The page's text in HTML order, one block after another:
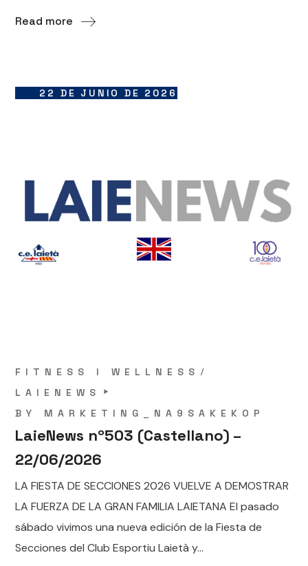
Read more
22 DE JUNIO DE 2026
FITNESS I WELLNESS
LAIENEWS
BY MARKETING_NA9SAKEKOP
LaieNews nº503 (Castellano) –
22/06/2026
LA FIESTA DE SECCIONES 2026 VUELVE A DEMOSTRAR
LA FUERZA DE LA GRAN FAMILIA LAIETANA El pasado
sábado vivimos una nueva edición de la Fiesta de
Secciones del Club Esportiu Laietà y...